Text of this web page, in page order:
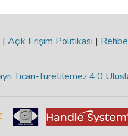
| Açık Erişim Politikası |
Ticari-Türetilemez 4.0